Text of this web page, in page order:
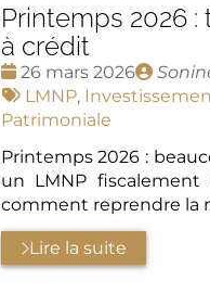
Printemps 2026
à crédit
Date
:
26 mars 2026
Publié
par
Tags
:
LMNP,
Patrimoniale
Printemps 2026 :
un LMNP
comment reprendre la
Lire la suite